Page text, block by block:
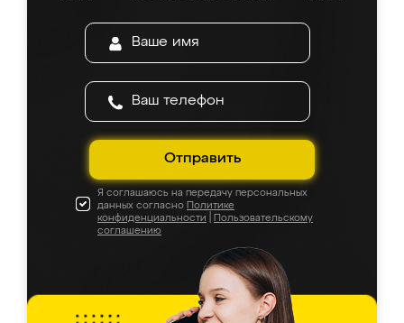
Отправить
Я соглашаюсь на передачу персональных
данных согласно Политике
конфиденциальности
Пользовательскому
соглашению